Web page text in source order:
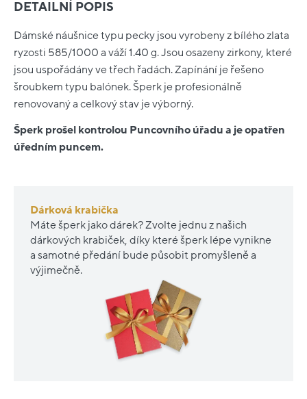
DETAILNÍ POPIS
Dámské náušnice typu pecky jsou vyrobeny z bílého zlata
ryzosti 585/1000 a váží 1.40 g. Jsou osazeny zirkony, které
jsou uspořádány ve třech řadách. Zapínání je řešeno
šroubkem typu balónek. Šperk je profesionálně
renovovaný a celkový stav je výborný.
Šperk prošel kontrolou Puncovního úřadu a je opatřen
úředním puncem.
Dárková krabička
Máte šperk jako dárek? Zvolte jednu z našich
dárkových krabiček, díky které šperk lépe vynikne
a samotné předání bude působit promyšleně a
výjimečně.